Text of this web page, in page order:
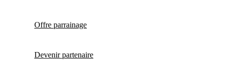
Offre parrainage
Devenir partenaire